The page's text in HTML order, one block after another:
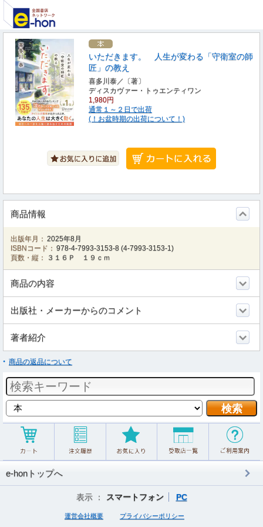
いただきます。 人生が変わる「守衛室の師
匠」の教え
喜多川泰／〔著〕
ディスカヴァー・トゥエンティワン
1,980円
通常１～２日で出荷
(！お盆時期の出荷について！)
商品情報
出版年月： 2025年8月
ISBNコード： 978-4-7993-3153-8 (4-7993-3153-1)
頁数・縦：
３１６Ｐ １９ｃｍ
商品の内容
出版社・メーカーからのコメント
著者紹介
商品の返品について
e-honトップへ
表示 ： スマートフォン PC
運営会社概要 プライバシーポリシー